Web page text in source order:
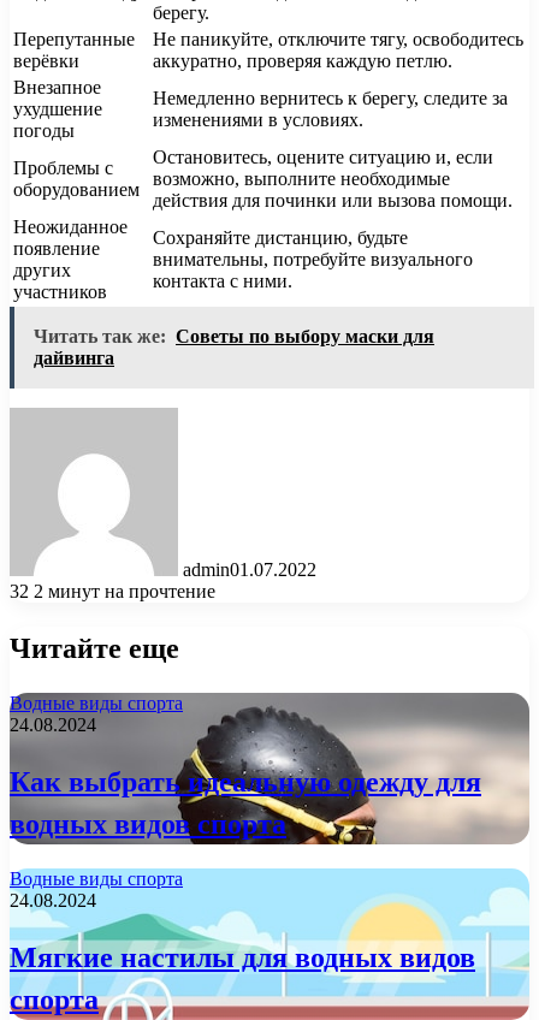
берегу.
Перепутанные
верёвки
Не паникуйте, отключите тягу, освободитесь
аккуратно, проверяя каждую петлю.
Внезапное
ухудшение
погоды
Немедленно вернитесь к берегу, следите за
изменениями в условиях.
Проблемы с
оборудованием
Остановитесь, оцените ситуацию и, если
возможно, выполните необходимые
действия для починки или вызова помощи.
Неожиданное
появление
других
участников
Сохраняйте дистанцию, будьте
внимательны, потребуйте визуального
контакта с ними.
Читать так же: Советы по выбору маски для
дайвинга
admin01.07.2022
32 2 минут на прочтение
Читайте еще
Водные виды спорта
24.08.2024
Как выбрать идеальную одежду для
водных видов спорта
Водные виды спорта
24.08.2024
Мягкие настилы для водных видов
спорта